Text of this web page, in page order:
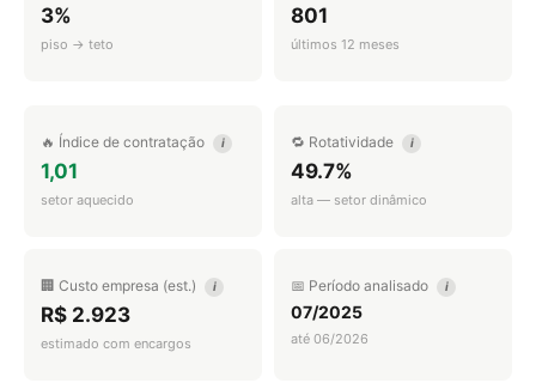
3%
piso → teto
801
últimos 12 meses
🔥 Índice de contratação i
1,01
setor aquecido
🔁 Rotatividade i
49.7%
alta — setor dinâmico
🏢 Custo empresa (est.) i
R$ 2.923
estimado com encargos
📅 Período analisado i
07/2025
até 06/2026